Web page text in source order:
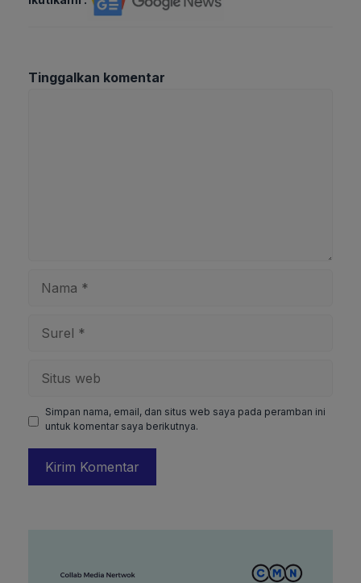
Tinggalkan komentar
web
Simpan nama, email, dan situs web saya pada peramban ini
untuk komentar saya berikutnya.